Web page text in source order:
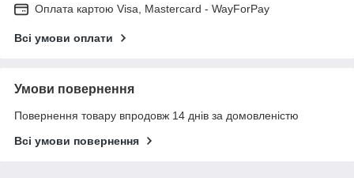
Оплата картою Visa, Mastercard - WayForPay
Всі умови оплати
Умови повернення
Повернення товару впродовж 14 днів за домовленістю
Всі умови повернення